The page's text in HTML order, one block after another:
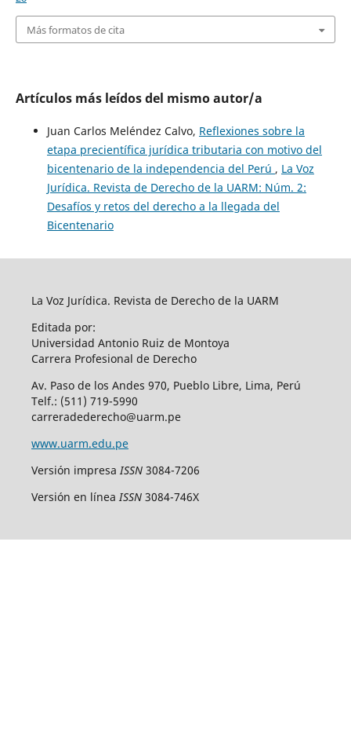
Más formatos de cita
Artículos más leídos del mismo autor/a
Juan Carlos Meléndez Calvo, Reflexiones sobre la
etapa precientífica jurídica tributaria con motivo del
bicentenario de la independencia del Perú , La Voz
Jurídica. Revista de Derecho de la UARM: Núm. 2:
Desafíos y retos del derecho a la llegada del
Bicentenario
La Voz Jurídica. Revista de Derecho de la UARM
Editada por:
Universidad Antonio Ruiz de Montoya
Carrera Profesional de Derecho
Av. Paso de los Andes 970, Pueblo Libre, Lima, Perú
Telf.: (511) 719-5990
carreradederecho@uarm.pe
www.uarm.edu.pe
Versión impresaISSN3084-7206
Versión en líneaISSN3084-746X